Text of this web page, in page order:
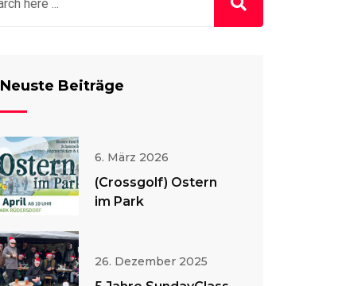
Neuste Beiträge
6. März 2026
(Crossgolf) Ostern
im Park
26. Dezember 2025